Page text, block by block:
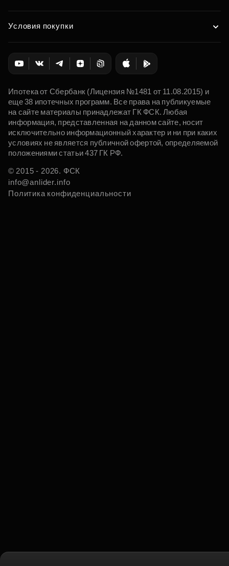
Условия покупки
Ипотека от Сбербанк (Лицензия №1481 от 11.08.2015) и
еще 38 ипотечных программ. Все права на публикуемые
на сайте материалы принадлежат ГК ФСК. Любая
информация, представленная на данном сайте, носит
исключительно информационный характер и ни при каких
условиях не является публичной офертой, определяемой
положениями статьи 437 ГК РФ.
© 2015 - 2026. ФСК
info@anlider.info
Политика конфиденциальности